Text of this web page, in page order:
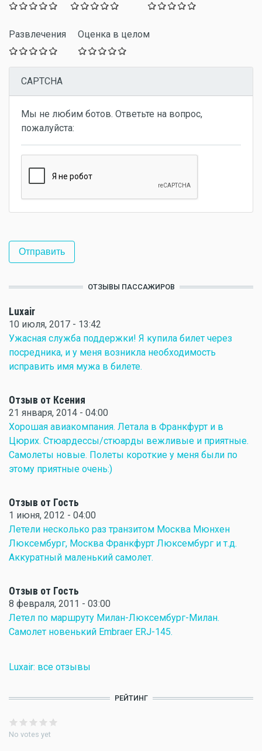
Развлечения Оценка в целом
CAPTCHA
Мы не любим ботов. Ответьте на вопрос,
пожалуйста:
ОТЗЫВЫ ПАССАЖИРОВ
Luxair
10 июля, 2017 - 13:42
Ужасная служба поддержки! Я купила билет через
посредника, и у меня возникла необходимость
исправить имя мужа в билете.
Отзыв от Ксения
21 января, 2014 - 04:00
Хорошая авиакомпания. Летала в Франкфурт и в
Цюрих. Стюардессы/стюарды вежливые и приятные.
Самолеты новые. Полеты короткие у меня были по
этому приятные очень:)
Отзыв от Гость
1 июня, 2012 - 04:00
Летели несколько раз транзитом Москва Мюнхен
Люксембург, Москва Франкфурт Люксембург и т.д.
Аккуратный маленький самолет.
Отзыв от Гость
8 февраля, 2011 - 03:00
Летел по маршруту Милан-Люксембург-Милан.
Самолет новенький Embraer ERJ-145.
Luxair: все отзывы
РЕЙТИНГ
No votes yet